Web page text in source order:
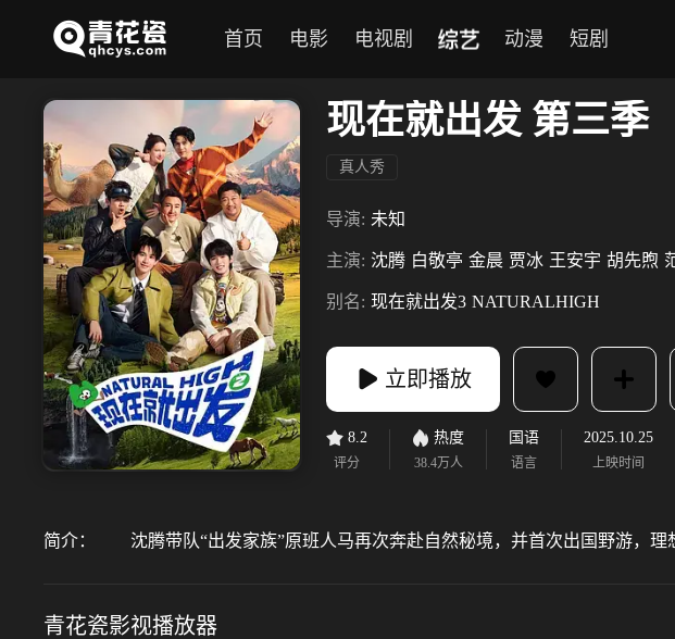
首页 电影 电视剧 综艺 动漫 短剧
现在就出发 第三季
真人秀
导演: 未知
主演: 沈腾 白敬亭 金晨 贾冰 王安宇 胡先煦
别名: 现在就出发3 NATURALHIGH
立即播放
8.2
评分
热度
38.4万人
国语
语言
2025.10.25
上映时间
简介： 沈腾带队“出发家族”原班人马再次奔赴自然秘境，并首次出国野游，理
青花瓷影视播放器